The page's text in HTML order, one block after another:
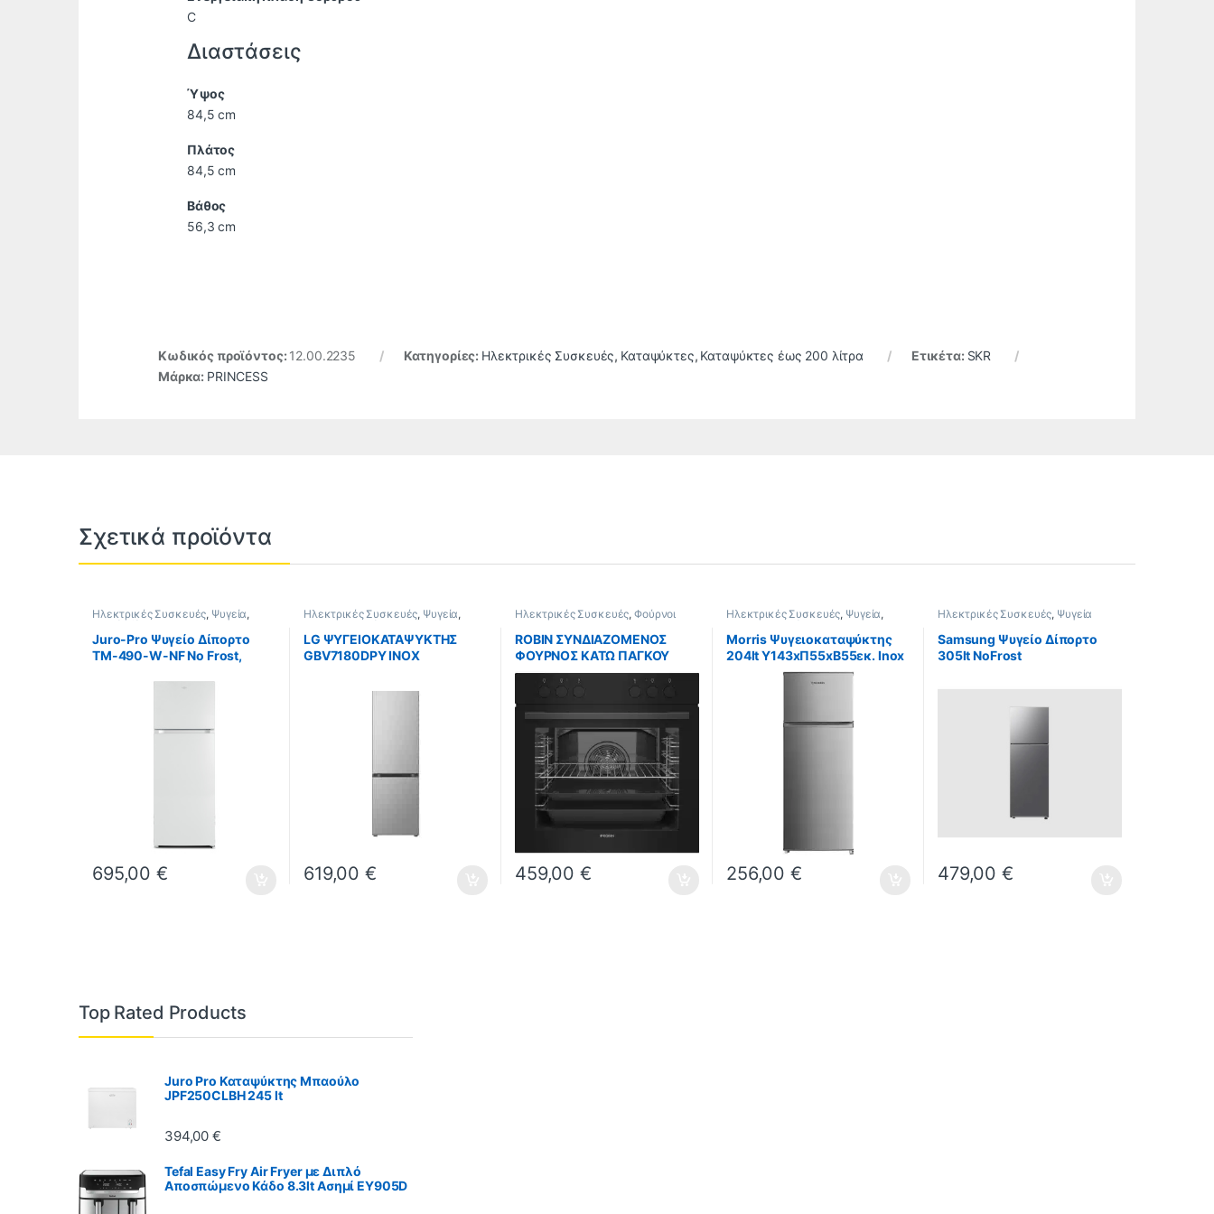
C
Διαστάσεις
Ύψος
84,5 cm
Πλάτος
84,5 cm
Βάθος
56,3 cm
Κωδικός προϊόντος: 12.00.2235 Κατηγορίες: Ηλεκτρικές Συσκευές, Καταψύκτες, Καταψύκτες έως 200 λίτρα Ετικέτα: SKR
Μάρκα: PRINCESS
Σχετικά προϊόντα
Ηλεκτρικές Συσκευές, Ψυγεία,
Ψυγεία δίπορτα
Juro-Pro Ψυγείο Δίπορτο
TM-490-W-NF No Frost,
695,00€
Ηλεκτρικές Συσκευές, Ψυγεία,
Ψυγειοκαταψύκτες
LG ΨΥΓΕΙΟΚΑΤΑΨΥΚΤΗΣ
GBV7180DPY INOX
619,00€
Ηλεκτρικές Συσκευές,Φούρνοι
ROBIN ΣΥΝΔΙΑΖΟΜΕΝΟΣ
ΦΟΥΡΝΟΣ ΚΑΤΩ ΠΑΓΚΟΥ
GBN-45
459,00€
Ηλεκτρικές Συσκευές, Ψυγεία,
Ψυγειοκαταψύκτες
Morris Ψυγειοκαταψύκτης
204lt Υ143xΠ55xΒ55εκ. Inox
T72205DTD
256,00€
Ηλεκτρικές Συσκευές, Ψυγεία
Samsung Ψυγείο Δίπορτο
305lt NoFrost
RT31CG5624S9ES
479,00€
Top Rated Products
Juro Pro Καταψύκτης Μπαούλο
JPF250CLBH 245 lt
394,00€
Tefal Easy Fry Air Fryer με Διπλό
Αποσπώμενο Κάδο 8.3lt Ασημί EY905D